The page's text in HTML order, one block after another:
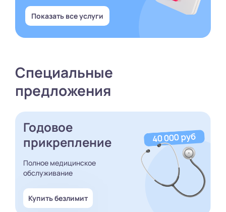
Показать все услуги
Специальные
предложения
Годовое
прикрепление
Полное медицинское
обслуживание
Купить безлимит